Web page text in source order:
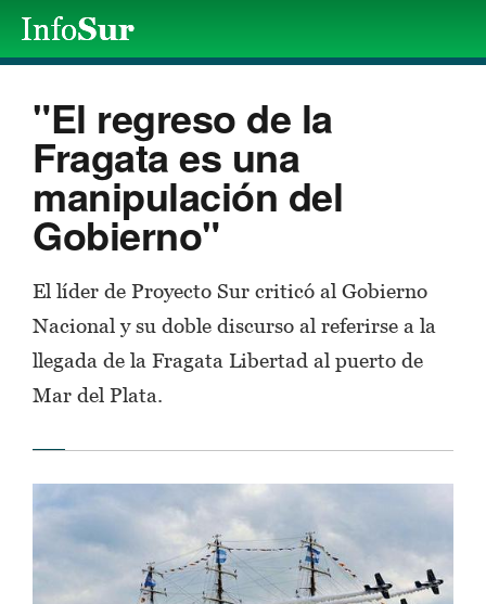
"El regreso de la
Fragata es una
manipulación del
Gobierno"
El líder de Proyecto Sur criticó al Gobierno
Nacional y su doble discurso al referirse a la
llegada de la Fragata Libertad al puerto de
Mar del Plata.